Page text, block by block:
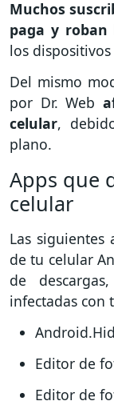
Muchos
paga y roban
los
Del mismo
por Dr. Web
celular,
plano.
Apps que
celular
Las
de tu celular
de
infectadas con
Editor de
Editor de